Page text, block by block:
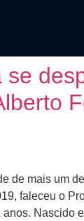
se
de mais um
faleceu o
anos. Nascido